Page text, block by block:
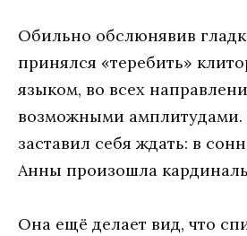
Обильно обслюнявив
принялся «теребить»
языком, во всех
возможными амплитудами.
заставил себя ждать: в
Анны произошла
Она ещё делает вид, что